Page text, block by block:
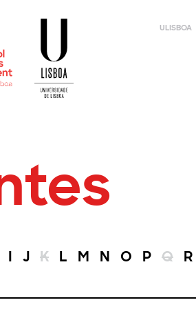
ULISBOA
I J K L M N O P Q R